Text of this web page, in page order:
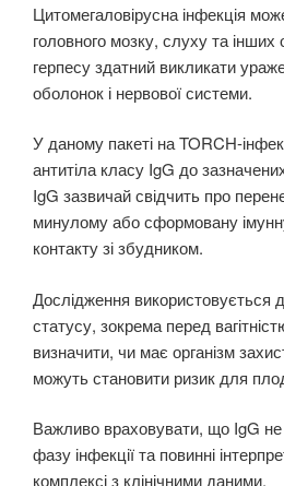
Цитомегаловірусна інфекція
головного мозку, слуху та інших
герпесу здатний викликати
оболонок і нервової системи.
У даному пакеті на TORCH-
антитіла класу IgG до
IgG зазвичай свідчить про
минулому або сформовану
контакту зі збудником.
Дослідження використовується
статусу, зокрема перед
визначити, чи має організм
можуть становити ризик для
Важливо враховувати, що IgG не
фазу інфекції та повинні
комплексі з клінічними даними.